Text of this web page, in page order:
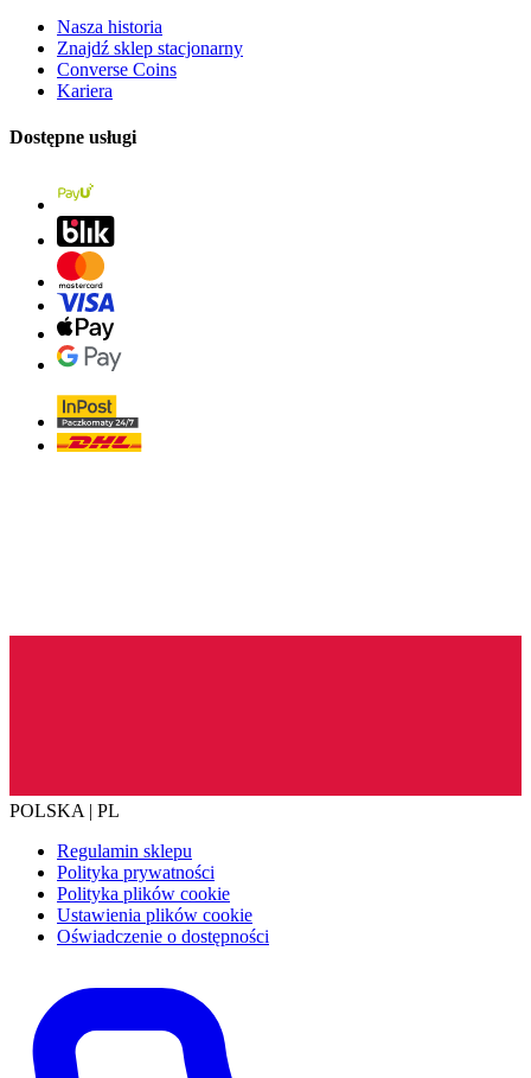
Nasza historia
Znajdź sklep stacjonarny
Converse Coins
Kariera
Dostępne usługi
POLSKA | PL
Regulamin sklepu
Polityka prywatności
Polityka plików cookie
Ustawienia plików cookie
Oświadczenie o dostępności